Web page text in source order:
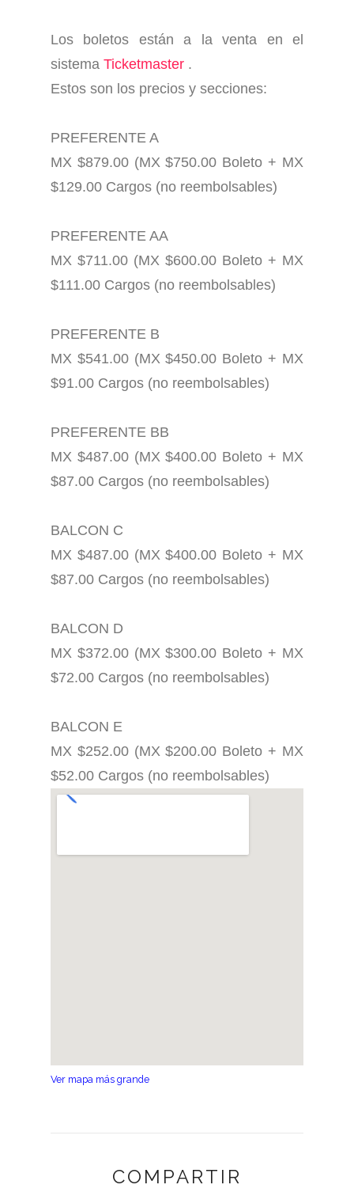
Los boletos están a la venta en el
sistema Ticketmaster .
Estos son los precios y secciones:
PREFERENTE A
MX $879.00 (MX $750.00 Boleto + MX
$129.00 Cargos (no reembolsables)
PREFERENTE AA
MX $711.00 (MX $600.00 Boleto + MX
$111.00 Cargos (no reembolsables)
PREFERENTE B
MX $541.00 (MX $450.00 Boleto + MX
$91.00 Cargos (no reembolsables)
PREFERENTE BB
MX $487.00 (MX $400.00 Boleto + MX
$87.00 Cargos (no reembolsables)
BALCON C
MX $487.00 (MX $400.00 Boleto + MX
$87.00 Cargos (no reembolsables)
BALCON D
MX $372.00 (MX $300.00 Boleto + MX
$72.00 Cargos (no reembolsables)
BALCON E
MX $252.00 (MX $200.00 Boleto + MX
$52.00 Cargos (no reembol sables)
Ver mapa más grande
COMPARTIR